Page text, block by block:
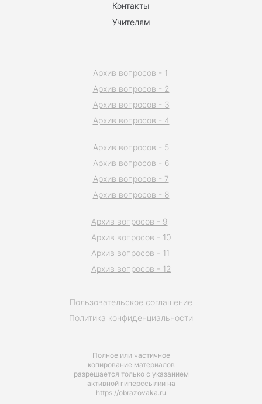
Контакты
Учителям
Полное или частичное
копирование материалов
разрешается только с указанием
активной гиперссылки на
https://obrazovaka.ru
Пользовательское соглашение
Политика конфиденциальности
Архив вопросов - 1
Архив вопросов - 2
Архив вопросов - 3
Архив вопросов - 4
Архив вопросов - 5
Архив вопросов - 6
Архив вопросов - 7
Архив вопросов - 8
Архив вопросов - 9
Архив вопросов - 10
Архив вопросов - 11
Архив вопросов - 12